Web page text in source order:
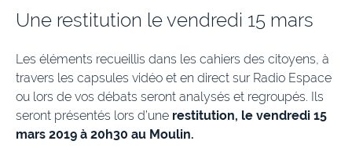
Une restitution le vendredi 15 mars
Les éléments recueillis dans les cahiers des citoyens, à
travers les capsules vidéo et en direct sur Radio Espace
ou lors de vos débats seront analysés et regroupés. Ils
seront présentés lors d’une restitution, le vendredi 15
mars 2019 à 20h30 au Moulin.